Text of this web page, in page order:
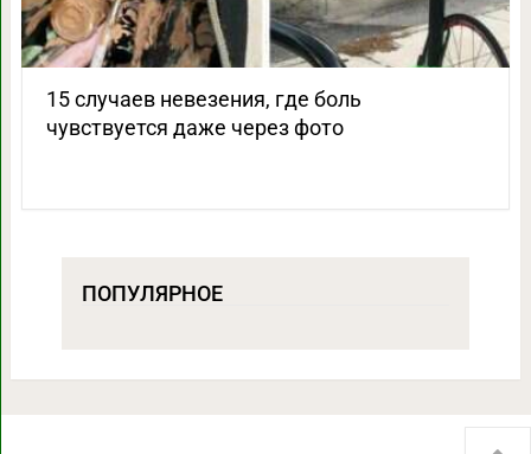
15 случаев невезения, где боль
чувствуется даже через фото
ПОПУЛЯРНОЕ